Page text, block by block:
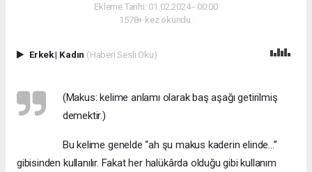
Ekleme Tarihi: 01.02.2024 - 00:00
1578+ kez okundu.
Erkek| Kadın (Haberi Sesli Oku)
(Makus: kelime anlamı olarak baş aşağı getirilmiş
demektir.)
Bu kelime genelde “ah şu makus kaderin elinde...”
gibisinden kullanılır. Fakat her halükârda olduğu gibi kullanım